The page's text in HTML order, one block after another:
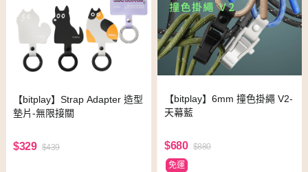
【bitplay】Strap Adapter 造型
墊片-無限接關
$329 $439
【bitplay】6mm 撞色掛繩 V2-
天幕藍
$680 $880
免運